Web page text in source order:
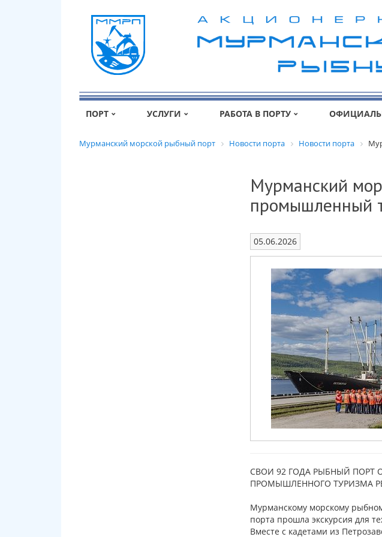
ПОРТ УСЛУГИ РАБОТА В ПОРТУ
Мурманский морской рыбный порт Новости порта Новости порта
Мурманский
промышленный
05.06.2026
СВОИ 92 ГОДА РЫБНЫЙ ПОРТ
ПРОМЫШЛЕННОГО ТУРИЗМА
Мурманскому морскому
порта прошла экскурсия для
Вместе с кадетами из